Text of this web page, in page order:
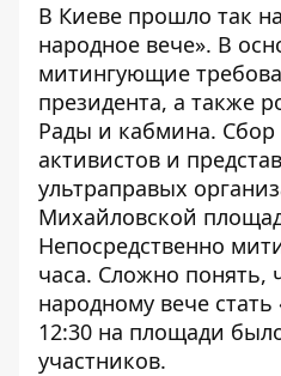
В Киеве прошло так
народное вече». В
митингующие
президента, а также
Рады и кабмина.
активистов и
ультраправых
Михайловской
Непосредственно
часа. Сложно понять,
народному вече
12:30 на площади
участников.